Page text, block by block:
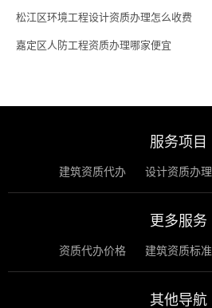
松江区环境工程设计资质办理怎么收费
嘉定区人防工程资质办理哪家便宜
服务项目
建筑资质代办 设计资质办理
更多服务
资质代办价格 建筑资质标准
其他导航